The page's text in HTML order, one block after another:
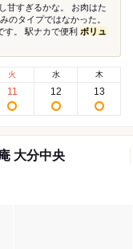
甘すぎるかな。 お肉はた
のタイプではなかった。
す。 駅ナカで便利 ボリュ
火
11
水
12
木
13
大分中央